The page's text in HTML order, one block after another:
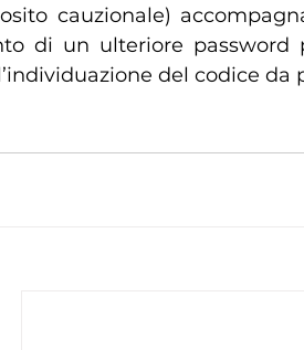
cauzionale)
di un ulteriore
del codice da